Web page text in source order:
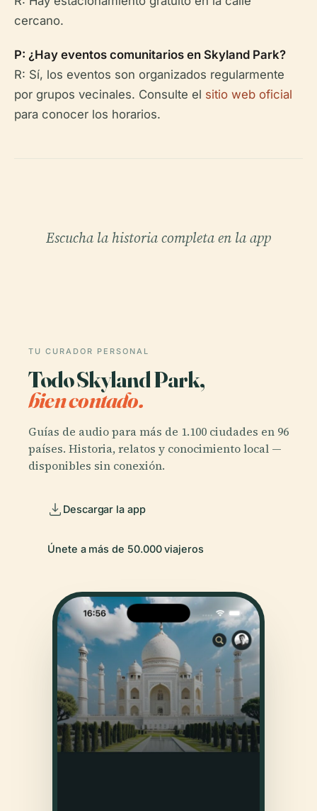
cercano.
P: ¿Hay eventos comunitarios en Skyland Park?
R: Sí, los eventos son organizados regularmente
por grupos vecinales. Consulte el sitio web oficial
para conocer los horarios.
Escucha la historia completa en la app
TU CURADOR PERSONAL
Todo Skyland Park,
bien contado.
Guías de audio para más de 1.100 ciudades en 96
países. Historia, relatos y conocimiento local —
disponibles sin conexión.
Descargar la app
Únete a más de 50.000 viajeros